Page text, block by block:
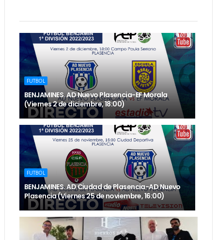
FUTBOL
BENJAMINES. AD Nuevo Plasencia-EF Morala
(Viernes 2 de diciembre, 18:00)
FUTBOL
BENJAMINES. AD Ciudad de Plasencia-AD Nuevo
Plasencia (Viernes 25 de noviembre, 16:00)